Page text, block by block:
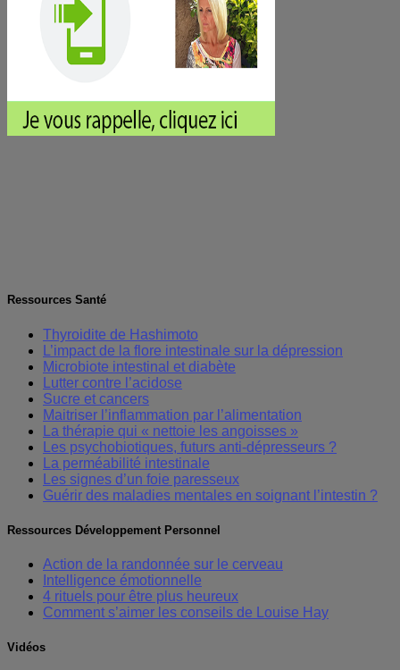
Ressources Santé
Thyroidite de Hashimoto
L’impact de la flore intestinale sur la dépression
Microbiote intestinal et diabète
Lutter contre l’acidose
Sucre et cancers
Maitriser l’inflammation par l’alimentation
La thérapie qui « nettoie les angoisses »
Les psychobiotiques, futurs anti-dépresseurs ?
La perméabilité intestinale
Les signes d’un foie paresseux
Guérir des maladies mentales en soignant l’intestin ?
Ressources Développement Personnel
Action de la randonnée sur le cerveau
Intelligence émotionnelle
4 rituels pour être plus heureux
Comment s’aimer les conseils de Louise Hay
Vidéos